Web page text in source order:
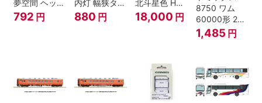
夢空間 ヘッド
マーク 4種各1
792 円
内灯 幅狭タイ
プ・電球色 1
本 鉄道模型
880 円
北斗星色 HO
ゲージ
18,000 円
8750 ワム
60000形 2両
セット Nゲー
ジ
1,485 円